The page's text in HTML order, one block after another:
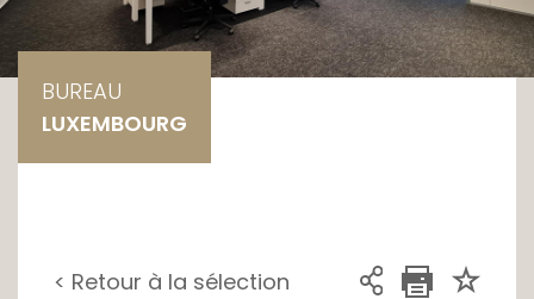
BUREAU
LUXEMBOURG
< Retour à la sélection